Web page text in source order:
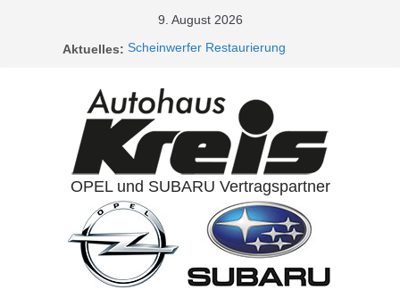
9. August 2026
Aktuelles: Scheinwerfer Restaurierung
Auspuffanlagen
Ventilreinigung
OPEL und SUBARU Vertragspartner